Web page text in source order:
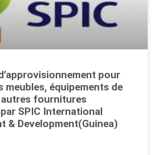
pour
meubles, équipements de
fournitures
SPIC International
& Development(Guinea)